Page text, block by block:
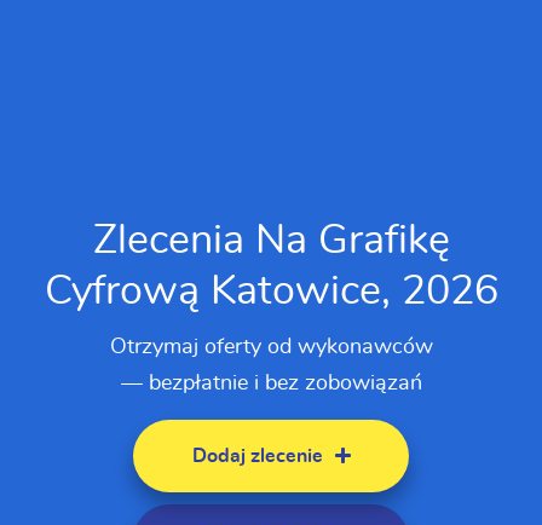
Zlecenia Na Grafikę
Cyfrową Katowice, 2026
Otrzymaj oferty od wykonawców
— bezpłatnie i bez zobowiązań
Dodaj zlecenie